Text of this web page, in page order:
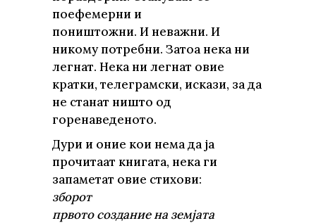
поефемерни и
поништожни. И неважни. И
никому потребни. Затоа нека ни
легнат. Нека ни легнат овие
кратки, телеграмски, искази, за да
не станат ништо од
горенаведеното.
Дури и оние кои нема да ја
прочитаат книгата, нека ги
запаметат овие стихови:
зборот
првото создание на земјата